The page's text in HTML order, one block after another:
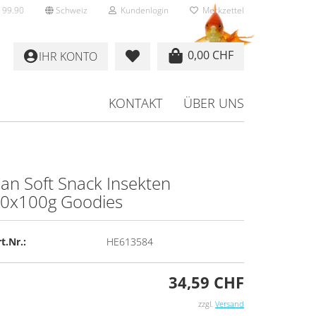
Schweiz Kundenlogin Merkzettel
0,00 CHF
IHR KONTO
KONTAKT ÜBER UNS
Soft Snack In­sek­ten
Goo­dies
HE613584
34,59 CHF
zzgl. Versand